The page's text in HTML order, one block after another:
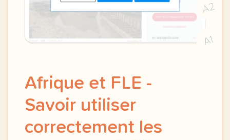
A2
A1
Afrique et FLE -
Savoir utiliser
correctement les